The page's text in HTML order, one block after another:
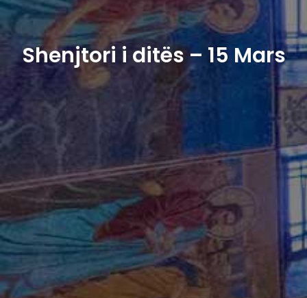
Shenjtori i ditës – 15 Mars